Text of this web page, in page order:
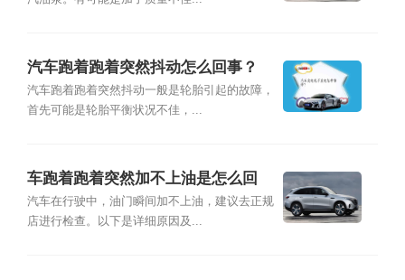
汽车跑着跑着突然抖动怎么回事？
汽车跑着跑着突然抖动一般是轮胎引起的故障，
首先可能是轮胎平衡状况不佳，...
车跑着跑着突然加不上油是怎么回
事？
汽车在行驶中，油门瞬间加不上油，建议去正规
店进行检查。以下是详细原因及...